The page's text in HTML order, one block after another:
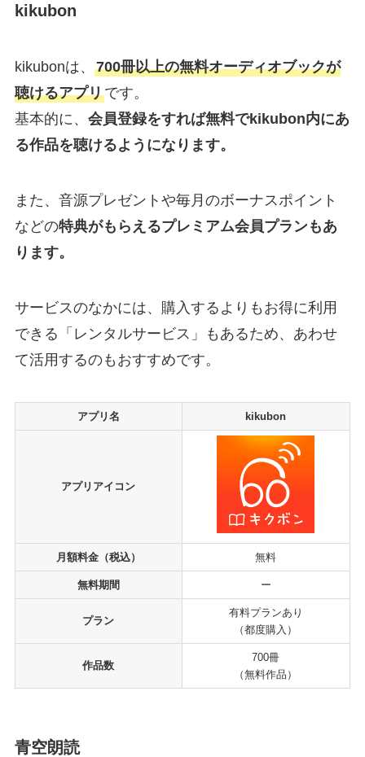
kikubon
kikubonは、 700冊以上の無料オーディオブックが
聴けるアプリです。
基本的に、 会員登録をすれば無料でkikubon内にあ
る作品を聴けるようになります。
また、音源プレゼントや毎月のボーナスポイント
などの特典がもらえるプレミアム会員プランもあ
ります。
サービスのなかには、購入するよりもお得に利用
できる「レンタルサービス」もあるため、あわせ
て活用するのもおすすめです。
アプリ名 kikubon
アプリアイコン
月額料金（税込） 無料
無料期間 ー
プラン
有料プランあり
（都度購入）
作品数
700冊
（無料作品）
青空朗読